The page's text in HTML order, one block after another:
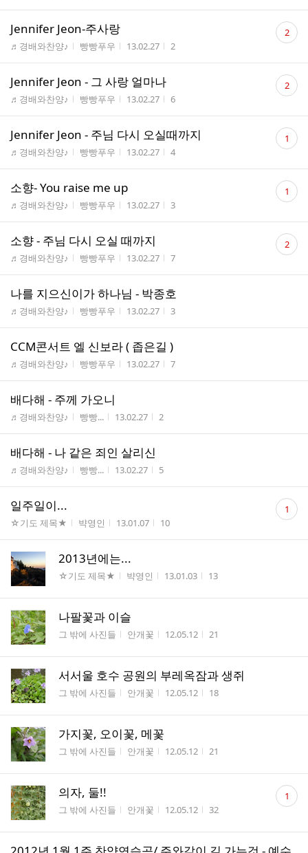
Jennifer Jeon-주사랑
게시판명
♬경배와찬양♪ 작성자
빵빵푸우 작성시간
13.02.27 조회수
2
댓
글 2
Jennifer Jeon - 그 사랑 얼마나
게시판명
♬경배와찬양♪ 작성자
빵빵푸우 작성시간
13.02.27 조회수
6
댓
글 2
Jennifer Jeon - 주님 다시 오실때까지
게시판명
♬경배와찬양♪ 작성자
빵빵푸우 작성시간
13.02.27 조회수
4
댓
글 1
소향- You raise me up
게시판명
♬경배와찬양♪ 작성자
빵빵푸우 작성시간
13.02.27 조회수
3
댓
글 1
소향 - 주님 다시 오실 때까지
게시판명
♬경배와찬양♪ 작성자
빵빵푸우 작성시간
13.02.27 조회수
7
댓
글 2
나를 지으신이가 하나님 - 박종호
게시판명
♬경배와찬양♪ 작성자
빵빵푸우 작성시간
13.02.27 조회수
3
CCM콘서트 엘 신보라 ( 좁은길 )
게시판명
♬경배와찬양♪ 작성자
빵빵푸우 작성시간
13.02.27 조회수
7
배다해 - 주께 가오니
게시판명
♬경배와찬양♪ 작성자
빵빵... 작성시간
13.02.27 조회수
2
배다해 - 나 같은 죄인 살리신
게시판명
♬경배와찬양♪ 작성자
빵빵... 작성시간
13.02.27 조회수
5
일주일이...
게시판명
☆기도 제목★ 작성자
뱍영인 작성시간
13.01.07 조회수
10
댓
글 1
2013년에는...
게시판명
☆기도 제목★ 작성자
뱍영인 작성시간
13.01.03 조회수
13
나팔꽃과 이슬
게시판명
그 밖에 사진들 작성자
안개꽃 작성시간
12.05.12 조회수
21
서서울 호수 공원의 부레옥잠과 생쥐
게시판명
그 밖에 사진들 작성자
안개꽃 작성시간
12.05.12 조회수
18
가지꽃, 오이꽃, 메꽃
게시판명
그 밖에 사진들 작성자
안개꽃 작성시간
12.05.12 조회수
21
의자, 둘!!
게시판명
그 밖에 사진들 작성자
안개꽃 작성시간
12.05.12 조회수
32
댓
글 1